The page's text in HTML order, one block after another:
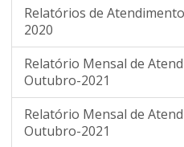
Relatórios de
2020
Relatório Mensal de
Outubro-2021
Relatório Mensal de
Outubro-2021